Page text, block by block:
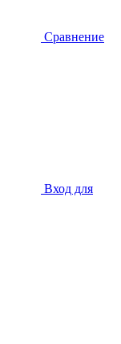
Сравнение
Вход для